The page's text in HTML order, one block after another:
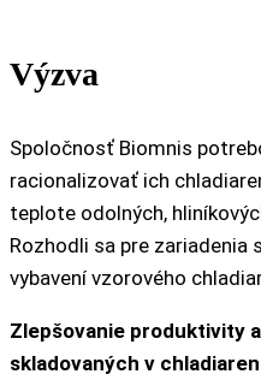
Výzva
Spoločnosť Biomnis
racionalizovať ich
teplote odolných,
Rozhodli sa pre zariadenia
vybavení vzorového
Zlepšovanie produktivity
skladovaných v